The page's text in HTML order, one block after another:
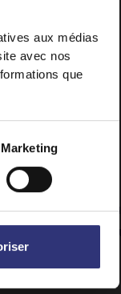
aux médias
avec nos
que
Marketing
utilisées pour